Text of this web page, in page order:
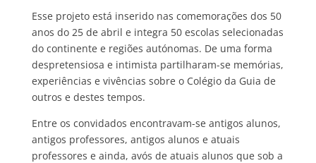
Esse projeto está inserido nas comemorações dos 50
anos do 25 de abril e integra 50 escolas selecionadas
do continente e regiões autónomas. De uma forma
despretensiosa e intimista partilharam-se memórias,
experiências e vivências sobre o Colégio da Guia de
outros e destes tempos.
Entre os convidados encontravam-se antigos alunos,
antigos professores, antigos alunos e atuais
professores e ainda, avós de atuais alunos que sob a